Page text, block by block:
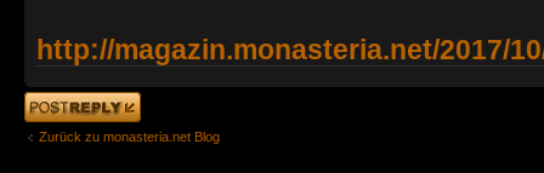
http://magazin.monasteria.net/2017/
Antwort erstellen
Zurück zu monasteria.net Blog